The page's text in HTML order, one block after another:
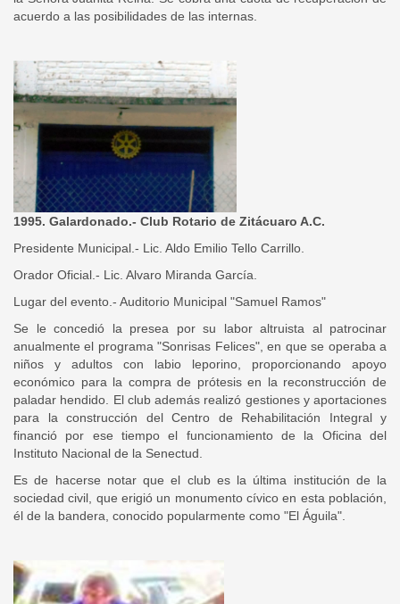
acuerdo a las posibilidades de las internas.
1995. Galardonado.- Club Rotario de Zitácuaro A.C.
Presidente Municipal.- Lic. Aldo Emilio Tello Carrillo.
Orador Oficial.- Lic. Alvaro Miranda García.
Lugar del evento.- Auditorio Municipal "Samuel Ramos"
Se le concedió la presea por su labor altruista al patrocinar
anualmente el programa "Sonrisas Felices", en que se operaba a
niños y adultos con labio leporino, proporcionando apoyo
económico para la compra de prótesis en la reconstrucción de
paladar hendido. El club además realizó gestiones y aportaciones
para la construcción del Centro de Rehabilitación Integral y
financió por ese tiempo el funcionamiento de la Oficina del
Instituto Nacional de la Senectud.
Es de hacerse notar que el club es la última institución de la
sociedad civil, que erigió un monumento cívico en esta población,
él de la bandera, conocido popularmente como "El Águila".